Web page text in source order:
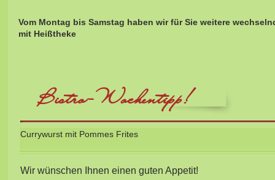
Vom Montag bis Samstag haben wir für Sie weitere
mit Heißtheke
Bistro-Wochentipp!
Currywurst mit Pommes Frites
Wir wünschen Ihnen einen guten Appetit!